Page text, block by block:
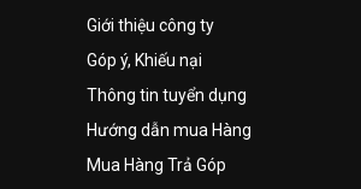
Giới thiệu công ty
Góp ý, Khiếu nại
Thông tin tuyển dụng
Hướng dẫn mua Hàng
Mua Hàng Trả Góp